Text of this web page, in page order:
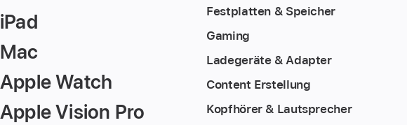
iPad
Mac
Apple Watch
Apple Vision Pro
Festplatten & Speicher
Gaming
Ladegeräte & Adapter
Content Erstellung
Kopfhörer & Lautsprecher